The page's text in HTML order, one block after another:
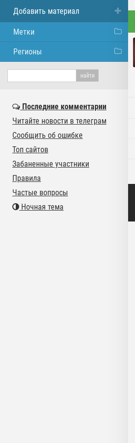
Добавить материал
Метки
Регионы
Последние комментарии
Читайте новости в телеграм
Сообщить об ошибке
Топ сайтов
Забаненные участники
Правила
Частые вопросы
Ночная тема